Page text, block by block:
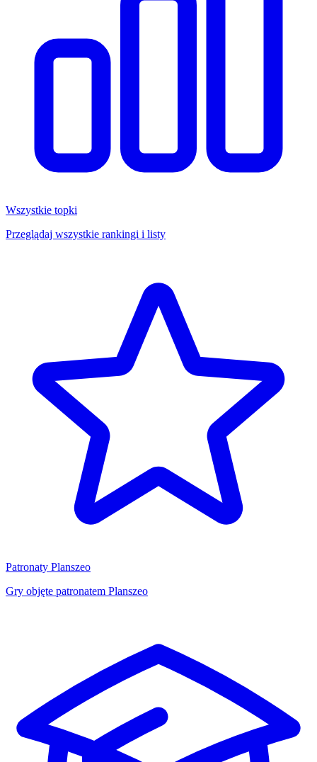
Wszystkie topki
Przeglądaj wszystkie rankingi i listy
Patronaty Planszeo
Gry objęte patronatem Planszeo